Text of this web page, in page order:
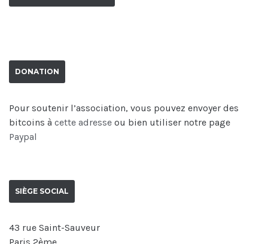
DONATION
Pour soutenir l’association, vous pouvez envoyer des
bitcoins à cette adresse ou bien utiliser notre page
Paypal
SIÈGE SOCIAL
43 rue Saint-Sauveur